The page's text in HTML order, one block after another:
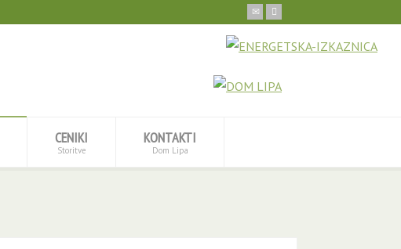
CENIKI
Storitve
KONTAKTI
Dom Lipa